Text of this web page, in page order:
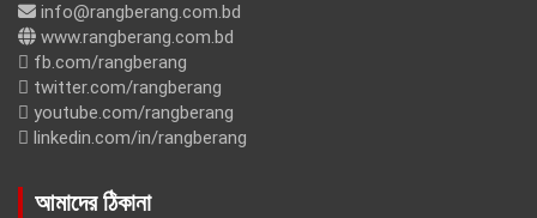
info@rangberang.com.bd
www.rangberang.com.bd
fb.com/rangberang
twitter.com/rangberang
youtube.com/rangberang
linkedin.com/in/rangberang
আমাদের ঠিকানা